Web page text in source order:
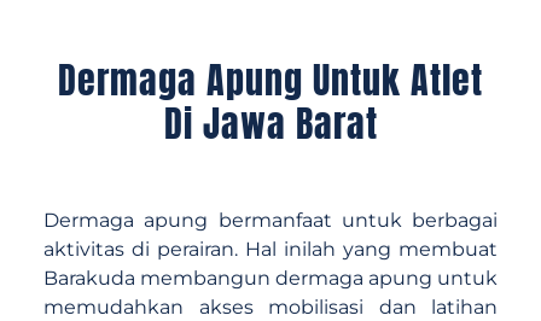
Dermaga Apung Untuk Atlet
Di Jawa Barat
Dermaga apung bermanfaat untuk berbagai
aktivitas di perairan. Hal inilah yang membuat
Barakuda membangun dermaga apung untuk
memudahkan akses mobilisasi dan latihan